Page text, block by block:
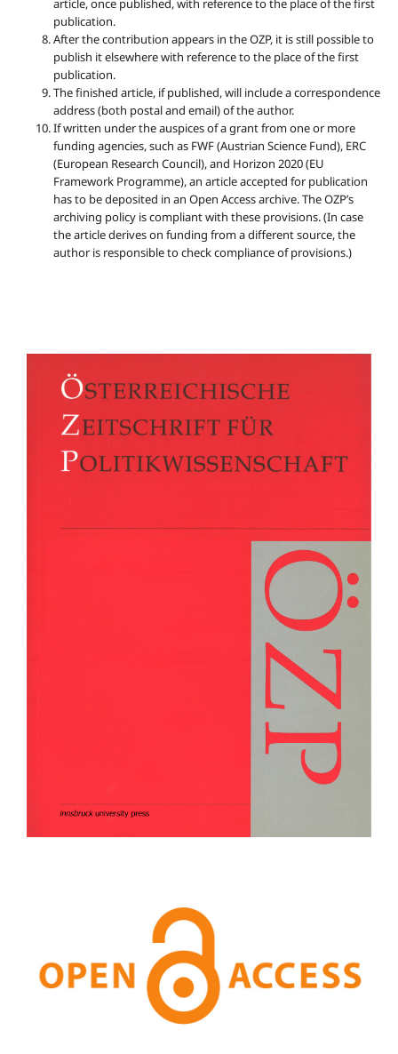
article, once published, with reference to the place of the first
publication.
After the contribution appears in the OZP, it is still possible to
publish it elsewhere with reference to the place of the first
publication.
The finished article, if published, will include a correspondence
address (both postal and email) of the author.
If written under the auspices of a grant from one or more
funding agencies, such as FWF (Austrian Science Fund), ERC
(European Research Council), and Horizon 2020 (EU
Framework Programme), an article accepted for publication
has to be deposited in an Open Access archive. The OZP’s
archiving policy is compliant with these provisions. (In case
the article derives on funding from a different source, the
author is responsible to check compliance of provisions.)